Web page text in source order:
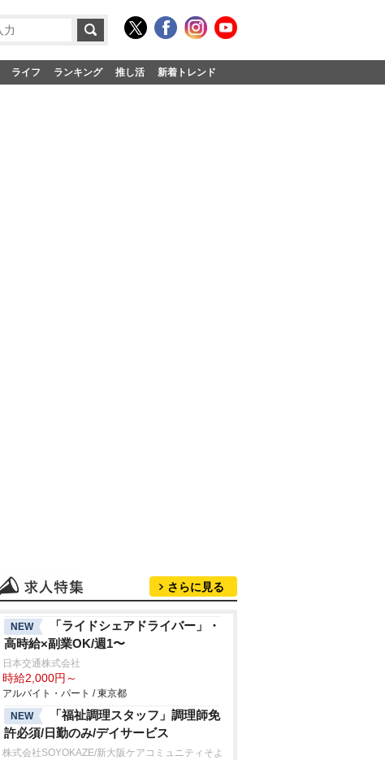
ライフ ランキング 推し活 新着トレンド
さらに見る
NEW
「ライドシェアドライバー」・
高時給×副業OK/週1〜
日本交通株式会社
時給2,000円～
アルバイト・パート / 東京都
NEW
「福祉調理スタッフ」調理師免
許必須/日勤のみ/デイサービス
株式会社SOYOKAZE/新大阪ケアコミュニティそよ